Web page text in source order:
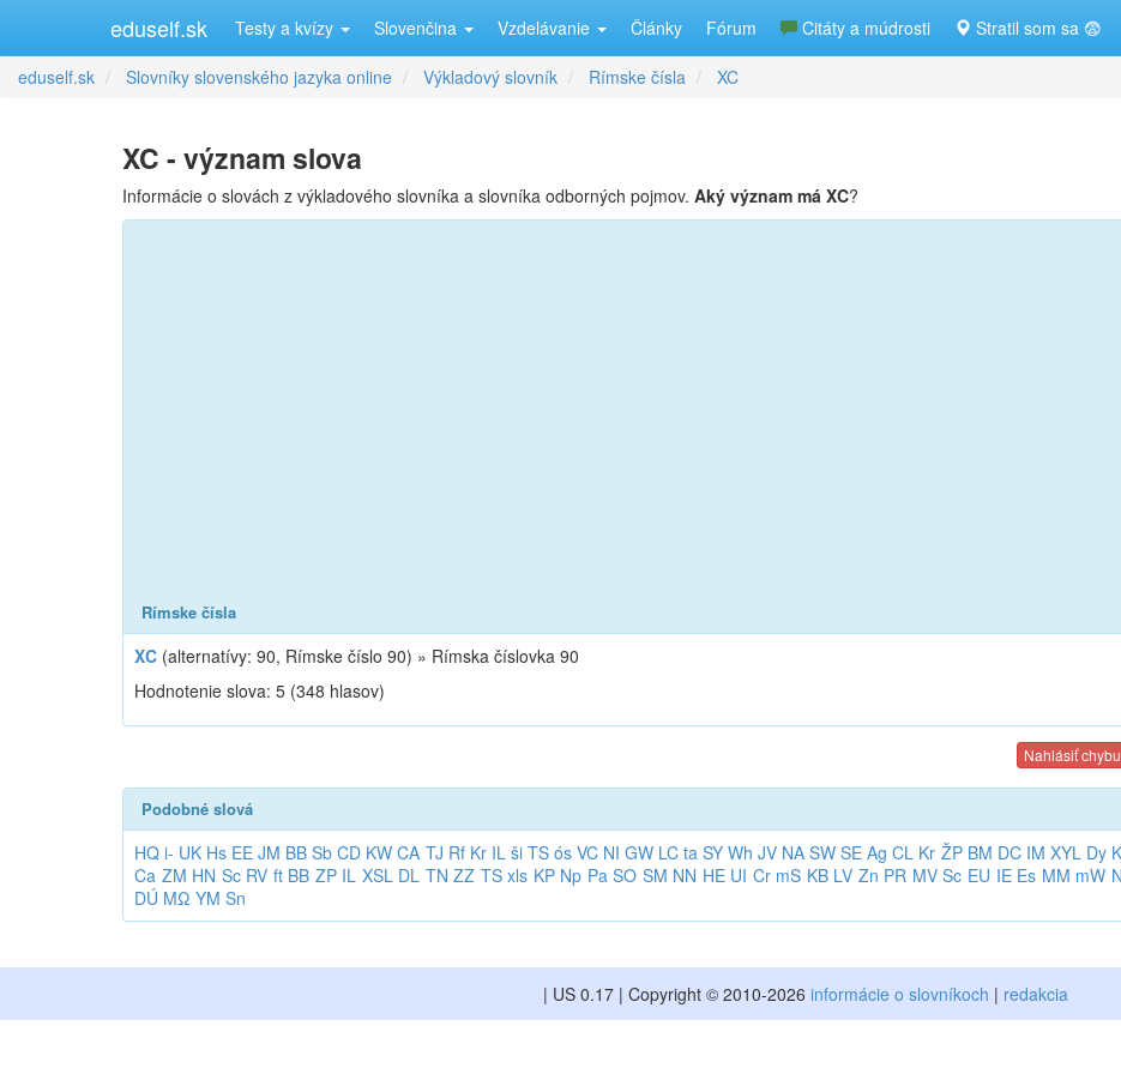
eduself.sk Testy a kvízy Slovenčina Vzdelávanie Články Fórum Citáty a múdrosti Stratil som sa 😨
eduself.sk Slovníky slovenského jazyka online Výkladový slovník Rímske čísla XC
XC - význam slova
Informácie o slovách z výkladového slovníka a slovníka odborných pojmov. Aký význam má XC?
Rímske čísla
XC (alternatívy: 90, Rímske číslo 90) » Rímska číslovka 90
Hodnotenie slova: 5 (348 hlasov)
Nahlásiť chybu
Podobné slová
HQ i- UK Hs EE JM BB Sb CD KW CA TJ Rf Kr IL ši TS ós VC NI GW LC ta SY Wh JV NA SW SE Ag CL Kr ŽP BM DC IM XYL Dy
Ca ZM HN Sc RV ft BB ZP IL XSL DL TN ZZ TS xls KP Np Pa SO SM NN HE UI Cr mS KB LV Zn PR MV Sc EU IE Es MM mW
DÚ MΩ YM Sn
| US 0.17 | Copyright © 2010-2026 informácie o slovníkoch | redakcia